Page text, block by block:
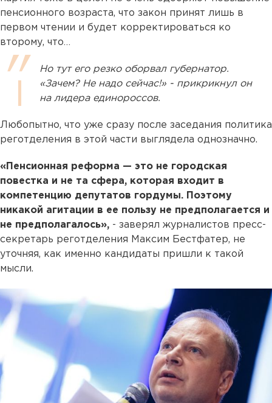
пенсионного возраста, что закон принят лишь в
первом чтении и будет корректироваться ко
второму, что…
Но тут его резко оборвал губернатор.
«Зачем? Не надо сейчас!» - прикрикнул он
на лидера единороссов.
Любопытно, что уже сразу после заседания политика
реготделения в этой части выглядела однозначно.
«Пенсионная реформа — это не городская
повестка и не та сфера, которая входит в
компетенцию депутатов гордумы. Поэтому
никакой агитации в ее пользу не предполагается и
не предполагалось», - заверял журналистов пресс-
секретарь реготделения Максим Бестфатер, не
уточняя, как именно кандидаты пришли к такой
мысли.